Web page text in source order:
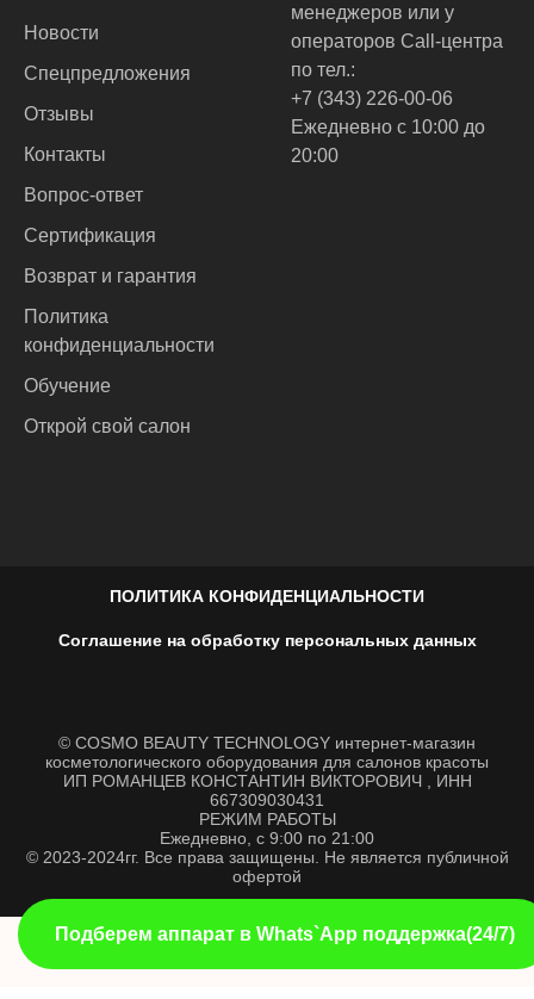
Новости
Спецпредложения
Отзывы
Контакты
Вопрос-ответ
Сертификация
Возврат и гарантия
Политика
конфиденциальности
Обучение
Открой свой салон
менеджеров или у
операторов Call-центра
по тел.:
+7 (343) 226-00-06
Ежедневно с 10:00 до
20:00
ПОЛИТИКА КОНФИДЕНЦИАЛЬНОСТИ
Соглашение на обработку персональных данных
© COSMO BEAUTY TECHNOLOGY интернет-магазин
косметологического оборудования для салонов красоты
ИП РОМАНЦЕВ КОНСТАНТИН ВИКТОРОВИЧ , ИНН
667309030431
РЕЖИМ РАБОТЫ
Ежедневно, с 9:00 по 21:00
© 2023-2024гг. Все права защищены. Не является публичной
офертой
Подберем аппарат в Whats`App поддержка(24/7)